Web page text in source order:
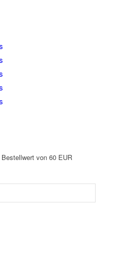
von 60 EUR